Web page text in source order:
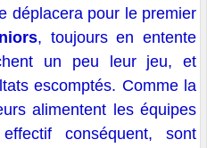
déplacera pour le premier
, toujours en entente
un peu leur jeu, et
escomptés. Comme la
alimentent les équipes
conséquent, sont